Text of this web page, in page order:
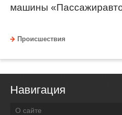
машины
Происшествия
Навигация
О сайте